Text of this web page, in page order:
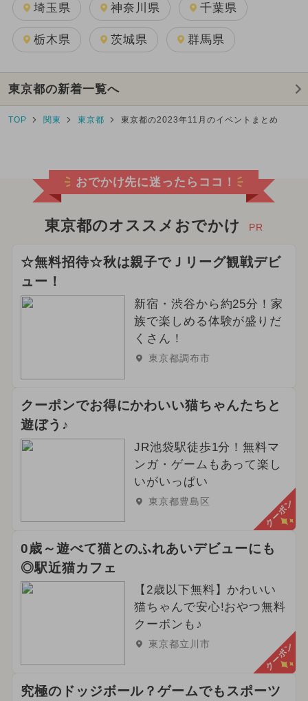
埼玉県 神奈川県 千葉県
栃木県 茨城県 群馬県
東京都の新着一覧へ
TOP 関東 東京都 東京都の2023年11月のイベントまとめ
おでかけ先に迷ったらココ！
東京都のオススメおでかけ PR
☆無料招待☆秋は親子でＪリーグ観戦デビ
ュー！
新宿・渋谷から約25分！家
族で楽しめる体験が盛りだ
くさん！
東京都調布市
クーポンでお得にかわいい猫ちゃんたちと
遊ぼう♪
JR池袋駅徒歩1分！無料マ
ンガ・ゲームもあって楽し
いがいっぱい
東京都豊島区 クーポン
0歳～遊べて猫とのふれあいデビューにも
◎駅近猫カフェ
【2歳以下無料】かわいい
猫ちゃんで安心!おやつ無料
クーポンも♪
東京都立川市 クーポン
究極のドッジボール？ゲームでもスポーツ